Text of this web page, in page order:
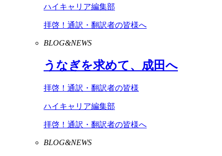
ハイキャリア編集部
拝啓！通訳・翻訳者の皆様へ
BLOG&NEWS
うなぎを求めて、成田へ
拝啓！通訳・翻訳者の皆様
ハイキャリア編集部
拝啓！通訳・翻訳者の皆様へ
BLOG&NEWS